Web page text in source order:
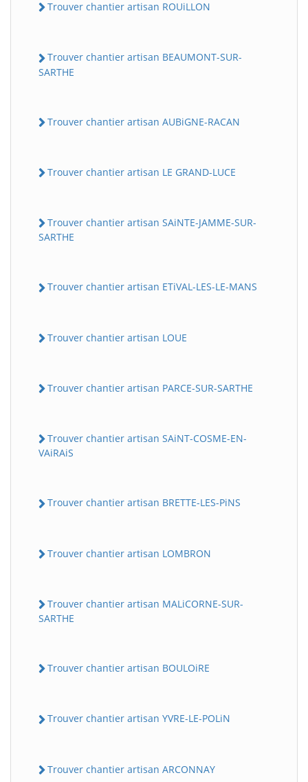
Trouver chantier artisan ROUiLLON
Trouver chantier artisan BEAUMONT-SUR-
SARTHE
Trouver chantier artisan AUBiGNE-RACAN
Trouver chantier artisan LE GRAND-LUCE
Trouver chantier artisan SAiNTE-JAMME-SUR-
SARTHE
Trouver chantier artisan ETiVAL-LES-LE-MANS
Trouver chantier artisan LOUE
Trouver chantier artisan PARCE-SUR-SARTHE
Trouver chantier artisan SAiNT-COSME-EN-
VAiRAiS
Trouver chantier artisan BRETTE-LES-PiNS
Trouver chantier artisan LOMBRON
Trouver chantier artisan MALiCORNE-SUR-
SARTHE
Trouver chantier artisan BOULOiRE
Trouver chantier artisan YVRE-LE-POLiN
Trouver chantier artisan ARCONNAY